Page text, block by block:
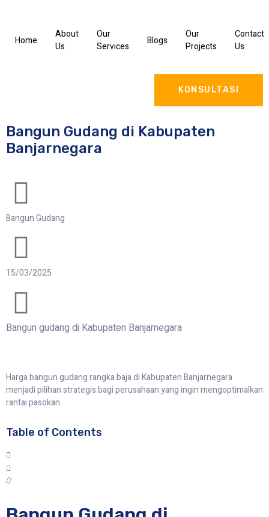
Home
About
Us
Our
Services
Blogs
Our
Projects
Contact
Us
KONSULTASI
Bangun Gudang di Kabupaten
Banjarnegara
Bangun Gudang
15/03/2025
Bangun gudang di Kabupaten Banjarnegara
Harga bangun gudang rangka baja di Kabupaten Banjarnegara
menjadi pilihan strategis bagi perusahaan yang ingin mengoptimalkan
rantai pasokan.
Table of Contents